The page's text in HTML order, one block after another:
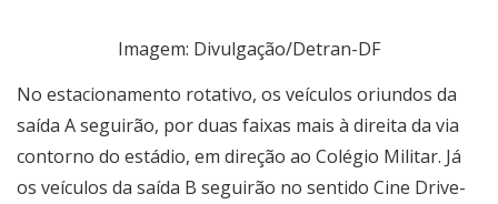
Imagem: Divulgação/Detran-DF
No estacionamento rotativo, os veículos oriundos da
saída A seguirão, por duas faixas mais à direita da via
contorno do estádio, em direção ao Colégio Militar. Já
os veículos da saída B seguirão no sentido Cine Drive-